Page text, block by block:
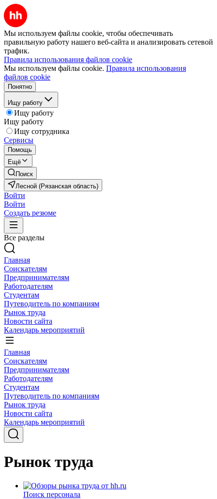
Мы используем файлы cookie, чтобы обеспечивать
правильную работу нашего веб-сайта и анализировать сетевой
трафик.
Правила использования файлов cookie
Мы используем файлы cookie. Правила использования
файлов cookie
Понятно
Ищу работу
Ищу работу
Ищу работу
Ищу сотрудника
Сервисы
Помощь
Ещё
Поиск
Лесной (Рязанская область)
Войти
Войти
Создать резюме
Все разделы
Главная
Соискателям
Предпринимателям
Работодателям
Студентам
Путеводитель по компаниям
Рынок труда
Новости сайта
Календарь мероприятий
Главная
Соискателям
Предпринимателям
Работодателям
Студентам
Путеводитель по компаниям
Рынок труда
Новости сайта
Календарь мероприятий
Рынок труда
Поиск персонала